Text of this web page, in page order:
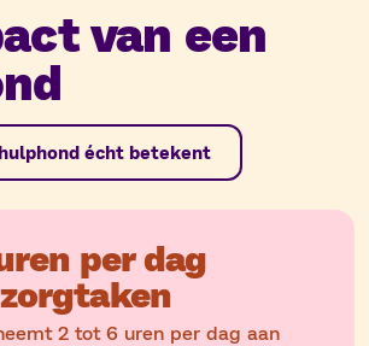
van een
écht betekent
per dag
2 tot 6 uren per dag aan